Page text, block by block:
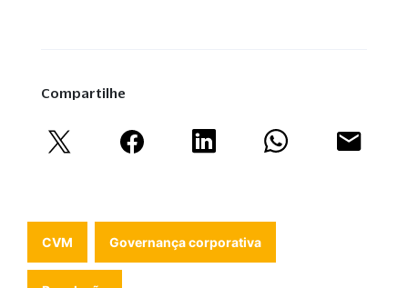
Compartilhe
CVM Governança corporativa